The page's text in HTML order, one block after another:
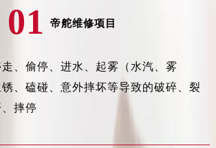
庆市迎江区人民路帝舵售后服务中心（需提前预约）
埠市蚌山区淮河路帝舵售后服务中心（需提前预约）
州市贵池区长江路帝舵售后服务中心（需提前预约）
州市琅琊区南谯北路帝舵售后服务中心（需提前预约）
阳市颍州区颍州北路帝舵售后服务中心（需提前预约）
安徽省淮南市田家庵区国庆中路帝舵售后服务中心（需提前预约）
01 帝舵维修项目
、偷停、进水、起雾（水汽、雾
、磕碰、意外摔坏等导致的破碎、裂
摔停